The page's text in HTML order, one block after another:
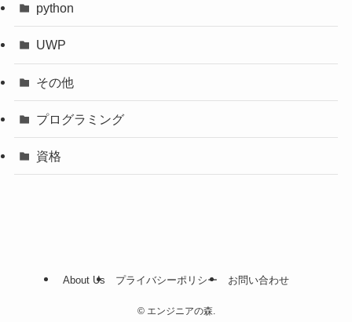
python
UWP
その他
プログラミング
資格
About Us プライバシーポリシー お問い合わせ
©エンジニアの森.